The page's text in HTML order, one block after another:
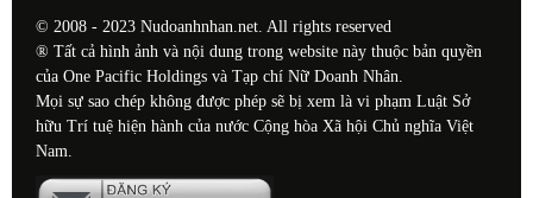
© 2008 - 2023 Nudoanhnhan.net. All rights reserved
® Tất cả hình ảnh và nội dung trong website này thuộc bản quyền
của One Pacific Holdings và Tạp chí Nữ Doanh Nhân.
Mọi sự sao chép không được phép sẽ bị xem là vi phạm Luật Sở
hữu Trí tuệ hiện hành của nước Cộng hòa Xã hội Chủ nghĩa Việt
Nam.